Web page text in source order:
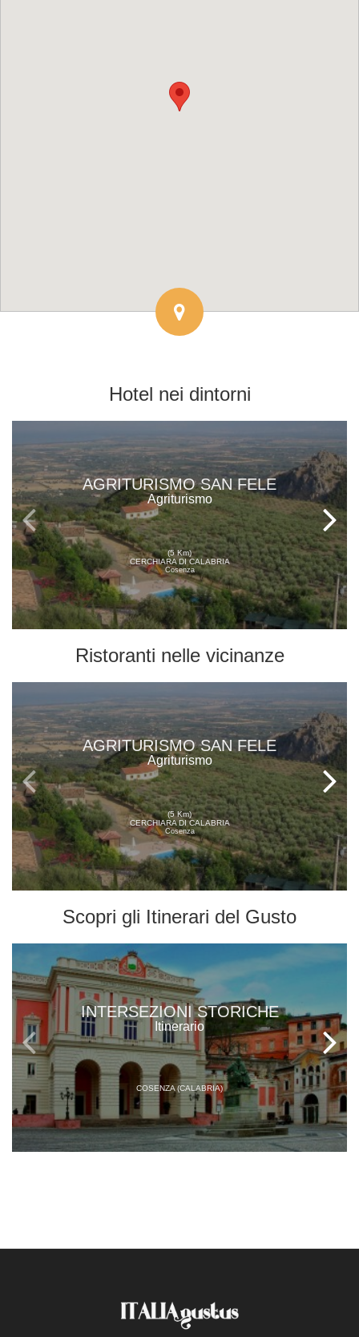
Hotel nei dintorni
AGRITURISMO SAN FELE
Agriturismo
(5 Km)
CERCHIARA DI CALABRIA
Cosenza
Ristoranti nelle vicinanze
AGRITURISMO SAN FELE
Agriturismo
(5 Km)
CERCHIARA DI CALABRIA
Cosenza
Scopri gli Itinerari del Gusto
INTERSEZIONI STORICHE
Itinerario
COSENZA (CALABRIA)